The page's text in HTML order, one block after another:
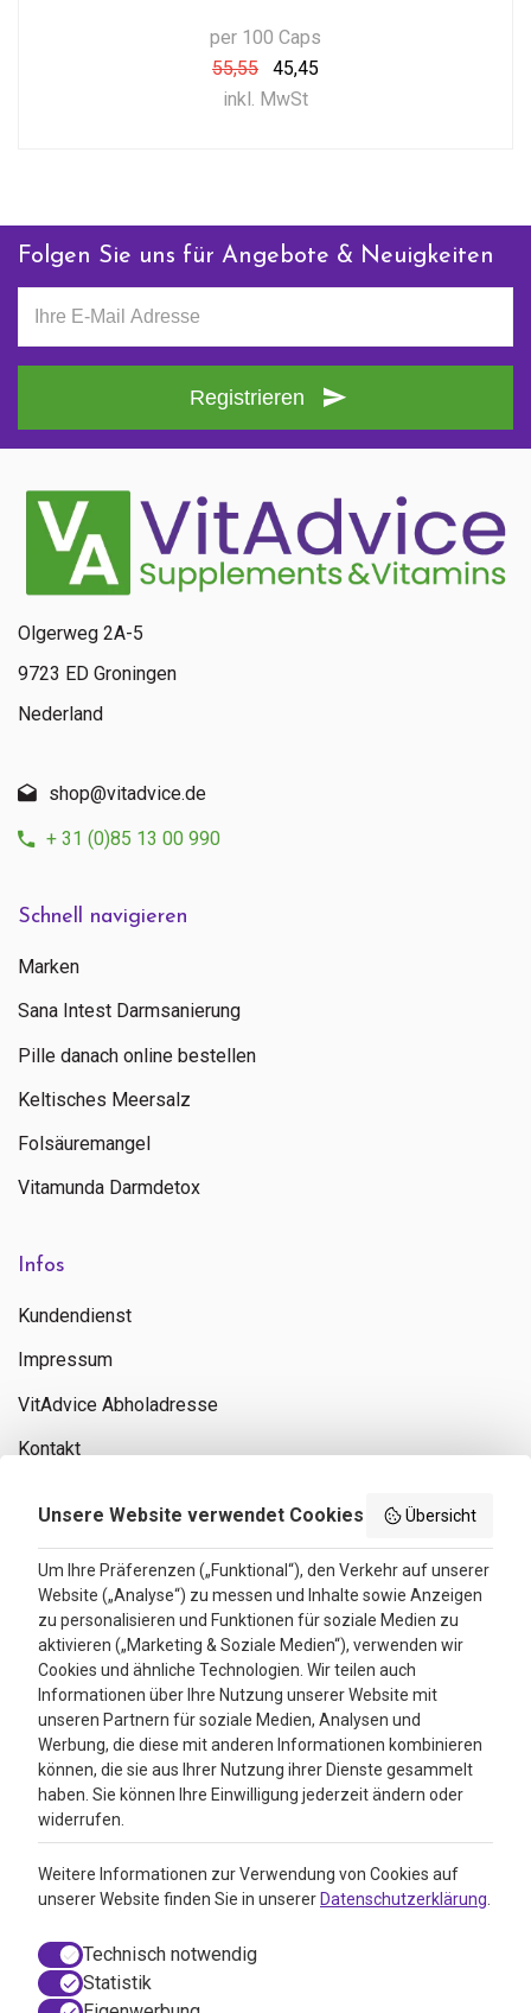
per 100 Caps
55,55
45,45
inkl. MwSt
Folgen Sie uns für Angebote & Neuigkeiten
Registrieren
Schnell navigieren
Marken
Sana Intest Darmsanierung
Pille danach online bestellen
Keltisches Meersalz
Folsäuremangel
Vitamunda Darmdetox
Infos
Kundendienst
Impressum
VitAdvice Abholadresse
Kontakt
Bewertungen
4.3
Google Reviews
Olgerweg 2A-5
9723 ED Groningen
Nederland
shop@vitadvice.de
+ 31 (0)85 13 00 990
Unsere Website verwendet Cookies Übersicht
Um Ihre Präferenzen („Funktional“), den Verkehr auf unserer
Website („Analyse“) zu messen und Inhalte sowie Anzeigen
zu personalisieren und Funktionen für soziale Medien zu
aktivieren („Marketing & Soziale Medien“), verwenden wir
Cookies und ähnliche Technologien. Wir teilen auch
Informationen über Ihre Nutzung unserer Website mit
unseren Partnern für soziale Medien, Analysen und
Werbung, die diese mit anderen Informationen kombinieren
können, die sie aus Ihrer Nutzung ihrer Dienste gesammelt
haben. Sie können Ihre Einwilligung jederzeit ändern oder
widerrufen.
Weitere Informationen zur Verwendung von Cookies auf
unserer Website finden Sie in unserer Datenschutzerklärung
Technisch notwendig
Statistik